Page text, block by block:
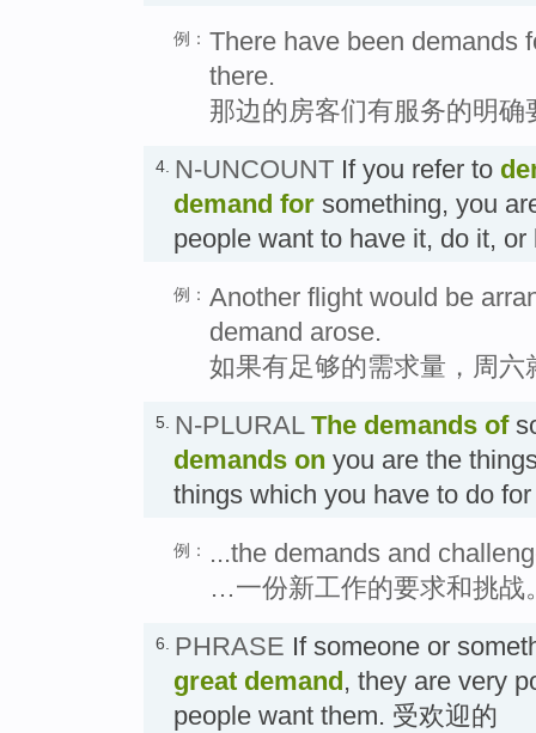
例： There have been demands
there.
那边的房客们有服务的明确
4. N-UNCOUNT If you refer to
demand for something, you
people want to have it, do it,
例： Another flight would be
demand arose.
如果有足够的需求量，周
5. N-PLURAL The demands of
demands on you are the
things which you have to do
例：
...the demands and
…一份新工作的要求和挑战
6. PHRASE If someone or
great demand , they are very
people want them. 受欢迎的